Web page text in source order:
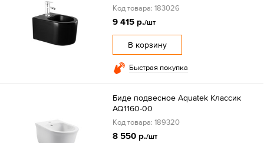
Код товара: 183026
9 415 р./шт
В корзину
Быстрая покупка
Биде подвесное Aquatek Классик
AQ1160-00
Код товара: 189320
8 550 р./шт